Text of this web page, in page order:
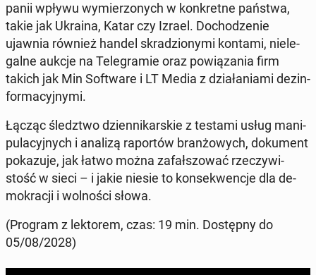
pa­nii wpływu wy­mie­rzo­nych w kon­kret­ne państwa,
takie jak Ukraina, Katar czy Izrael. Do­cho­dze­nie
ujawnia również handel skra­dzio­ny­mi kontami, nie­le­
gal­ne aukcje na Te­le­gra­mie oraz po­wią­za­nia firm
takich jak Min So­ftwa­re i LT Media z dzia­ła­nia­mi dez­in­
for­ma­cyj­ny­mi.
Łącząc śledz­two dzien­ni­kar­skie z testami usług ma­ni­
pu­la­cyj­nych i analizą ra­por­tów bran­żo­wych, do­ku­ment
po­ka­zu­je, jak łatwo można za­fał­szo­wać rze­czy­wi­
stość w sieci – i jakie niesie to kon­se­kwen­cje dla de­
mo­kra­cji i wol­no­ści słowa.
(Program z lek­to­rem, czas: 19 min. Do­stęp­ny do
05/08/2028)